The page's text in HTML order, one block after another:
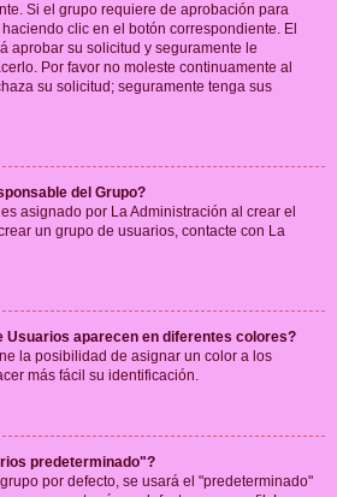
Si el grupo requiere de aprobación para
clic en el botón correspondiente. El
aprobar su solicitud y seguramente le
Por favor no moleste continuamente al
su solicitud; seguramente tenga sus
del Grupo?
asignado por La Administración al crear el
un grupo de usuarios, contacte con La
Usuarios aparecen en diferentes colores?
la posibilidad de asignar un color a los
más fácil su identificación.
predeterminado"?
por defecto, se usará el "predeterminado"